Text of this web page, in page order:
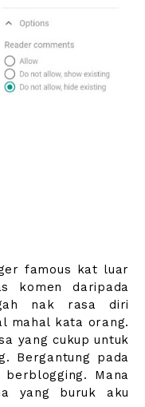
famous kat luar
komen daripada
nak rasa diri
mahal kata orang.
yang cukup untuk
Bergantung pada
Mana
yang buruk aku